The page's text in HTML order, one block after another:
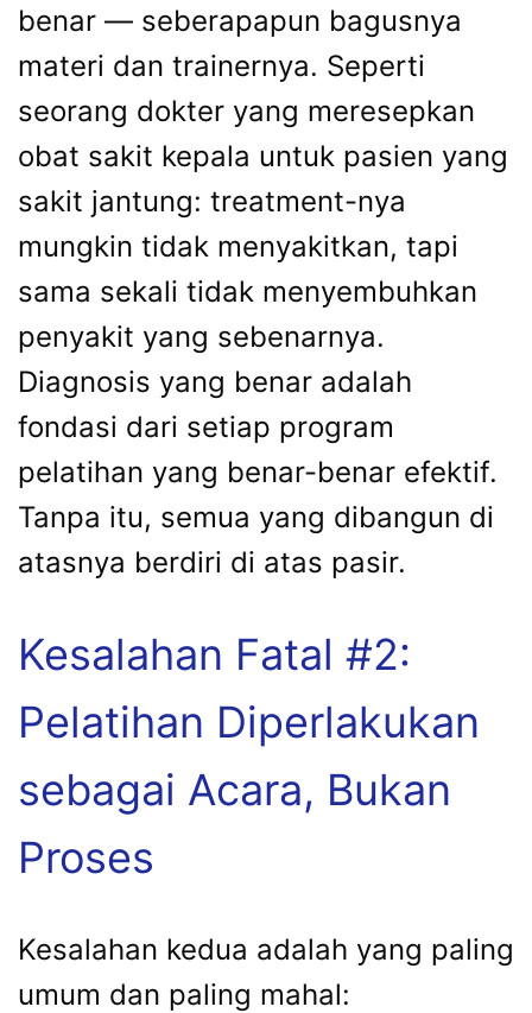
benar — seberapapun bagusnya
materi dan trainernya. Seperti
seorang dokter yang meresepkan
obat sakit kepala untuk pasien yang
sakit jantung: treatment-nya
mungkin tidak menyakitkan, tapi
sama sekali tidak menyembuhkan
penyakit yang sebenarnya.
Diagnosis yang benar adalah
fondasi dari setiap program
pelatihan yang benar-benar efektif.
Tanpa itu, semua yang dibangun di
atasnya berdiri di atas pasir.
Kesalahan Fatal #2:
Pelatihan Diperlakukan
sebagai Acara, Bukan
Proses
Kesalahan kedua adalah yang paling
umum dan paling mahal: